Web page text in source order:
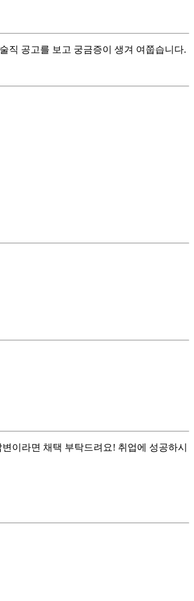
직 공고를 보고 궁금증이 생겨 여쭙습니다.
이라면 채택 부탁드려요! 취업에 성공하시